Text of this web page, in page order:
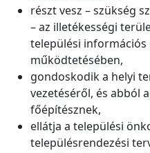
részt vesz – szükség
– az illetékességi
települési információs
működtetésében,
gondoskodik a helyi
vezetéséről, és abból
főépítésznek,
ellátja a települési
településrendezési